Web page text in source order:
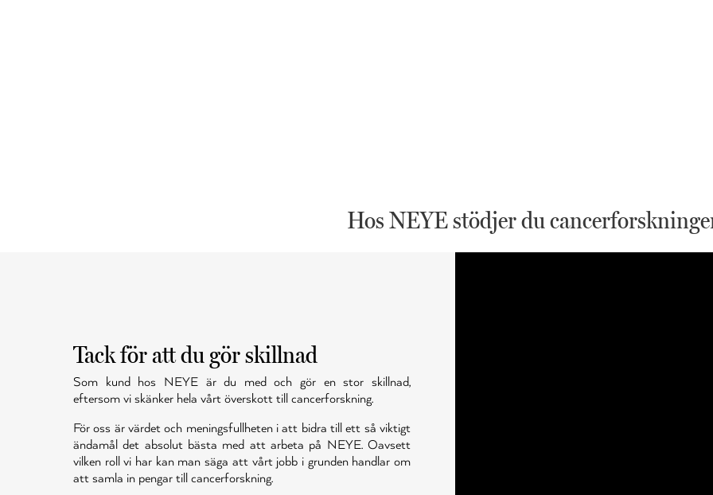
Hos NEYE stödjer du
Tack för att du gör skillnad
Som kund hos NEYE är du med och gör en stor skillnad,
eftersom vi skänker hela vårt överskott till cancerforskning.
För oss är värdet och meningsfullheten i att bidra till ett så viktigt
ändamål det absolut bästa med att arbeta på NEYE. Oavsett
vilken roll vi har kan man säga att vårt jobb i grunden handlar om
att samla in pengar till cancerforskning.